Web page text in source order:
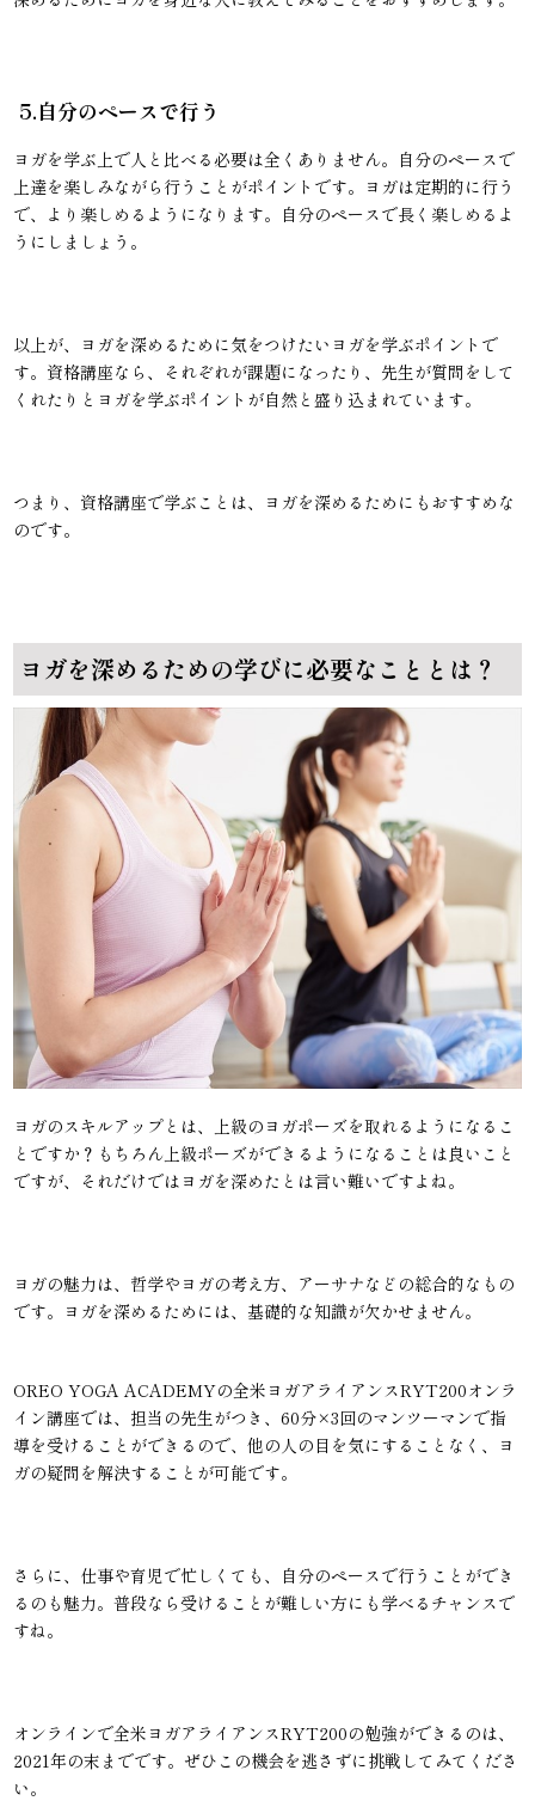
5.自分のペースで行う
ヨガを学ぶ上で人と比べる必要は全くありません。自分のペースで
上達を楽しみながら行うことがポイントです。ヨガは定期的に行う
で、より楽しめるようになります。自分のペースで長く楽しめるよ
うにしましょう。
以上が、ヨガを深めるために気をつけたいヨガを学ぶポイントで
す。資格講座なら、それぞれが課題になったり、先生が質問をして
くれたりとヨガを学ぶポイントが自然と盛り込まれています。
つまり、資格講座で学ぶことは、ヨガを深めるためにもおすすめな
のです。
ヨガを深めるための学びに必要なこととは？
ヨガのスキルアップとは、上級のヨガポーズを取れるようになるこ
とですか？もちろん上級ポーズができるようになることは良いこと
ですが、それだけではヨガを深めたとは言い難いですよね。
ヨガの魅力は、哲学やヨガの考え方、アーサナなどの総合的なもの
です。ヨガを深めるためには、基礎的な知識が欠かせません。
OREO YOGA ACADEMYの全米ヨガアライアンスRYT200オンラ
イン講座では、担当の先生がつき、60分×3回のマンツーマンで指
導を受けることができるので、他の人の目を気にすることなく、ヨ
ガの疑問を解決することが可能です。
さらに、仕事や育児で忙しくても、自分のペースで行うことができ
るのも魅力。普段なら受けることが難しい方にも学べるチャンスで
すね。
オンラインで全米ヨガアライアンスRYT200の勉強ができるのは、
2021年の末までです。ぜひこの機会を逃さずに挑戦してみてくださ
い。